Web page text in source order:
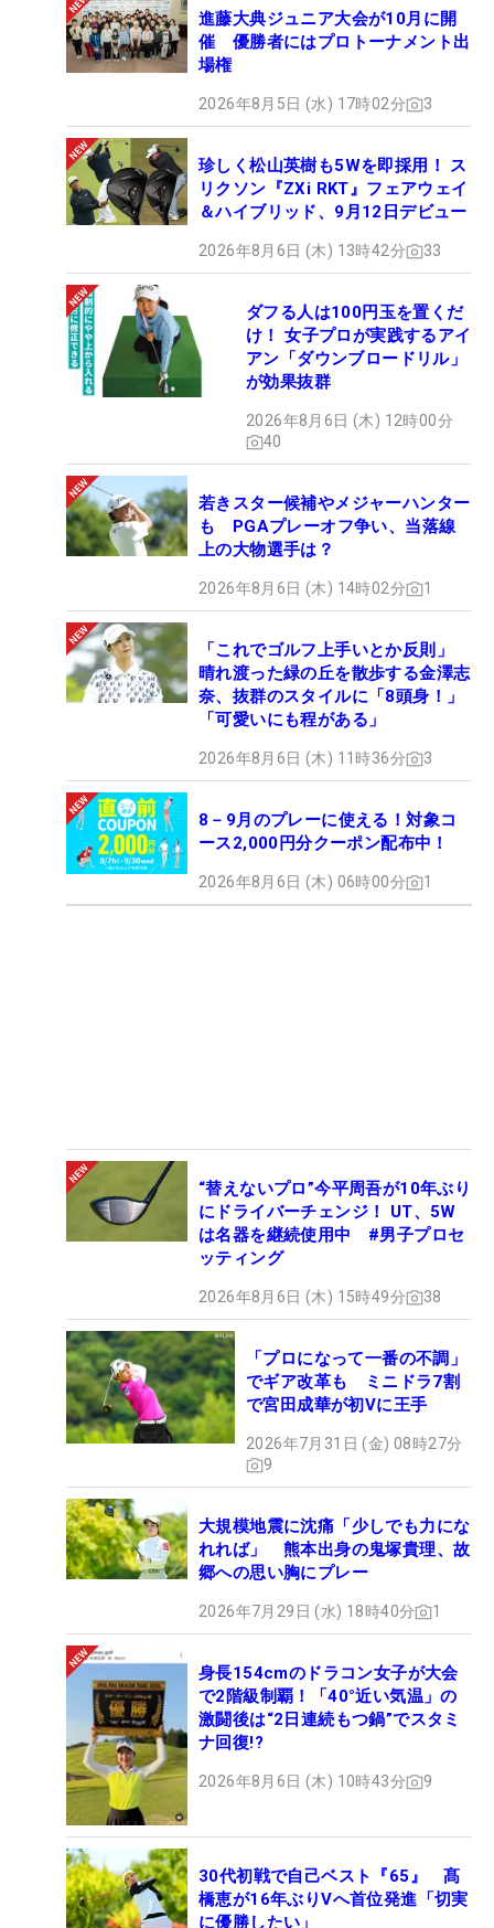
進藤大典ジュニア大会が10月に開
催 優勝者にはプロトーナメント出
場権
2026年8月5日 (水) 17時02分 3
珍しく松山英樹も5Wを即採用！ ス
リクソン『ZXi RKT』フェアウェイ
＆ハイブリッド、9月12日デビュー
2026年8月6日 (木) 13時42分 33
ダフる人は100円玉を置くだ
け！ 女子プロが実践するアイ
アン「ダウンブロードリル」
が効果抜群
2026年8月6日 (木) 12時00分
40
若きスター候補やメジャーハンター
も PGAプレーオフ争い、当落線
上の大物選手は？
2026年8月6日 (木) 14時02分 1
「これでゴルフ上手いとか反則」
晴れ渡った緑の丘を散歩する金澤志
奈、抜群のスタイルに「8頭身！」
「可愛いにも程がある」
2026年8月6日 (木) 11時36分 3
8－9月のプレーに使える！対象コ
ース2,000円分クーポン配布中！
2026年8月6日 (木) 06時00分 1
“替えないプロ”今平周吾が10年ぶり
にドライバーチェンジ！ UT、5W
は名器を継続使用中 #男子プロセ
ッティング
2026年8月6日 (木) 15時49分 38
「プロになって一番の不調」
でギア改革も ミニドラ7割
で宮田成華が初Vに王手
2026年7月31日 (金) 08時27分
9
大規模地震に沈痛「少しでも力にな
れれば」 熊本出身の鬼塚貴理、故
郷への思い胸にプレー
2026年7月29日 (水) 18時40分 1
身長154cmのドラコン女子が大会
で2階級制覇！「40°近い気温」の
激闘後は“2日連続もつ鍋”でスタミ
ナ回復!?
2026年8月6日 (木) 10時43分 9
30代初戦で自己ベスト『65』 髙
橋恵が16年ぶりVへ首位発進「切実
に優勝したい」